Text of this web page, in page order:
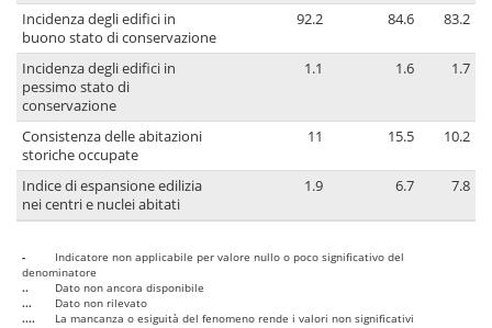
Incidenza degli edifici in
buono stato di conservazione
92.2 84.6 83.2
Incidenza degli edifici in
pessimo stato di
conservazione
1.1 1.6 1.7
Consistenza delle abitazioni
storiche occupate
11 15.5 10.2
Indice di espansione edilizia
nei centri e nuclei abitati
1.9 6.7 7.8
-
Indicatore non applicabile per valore nullo o poco significativo del
denominatore
..
Dato non ancora disponibile
...
Dato non rilevato
....
La mancanza o esiguità del fenomeno rende i valori non significativi